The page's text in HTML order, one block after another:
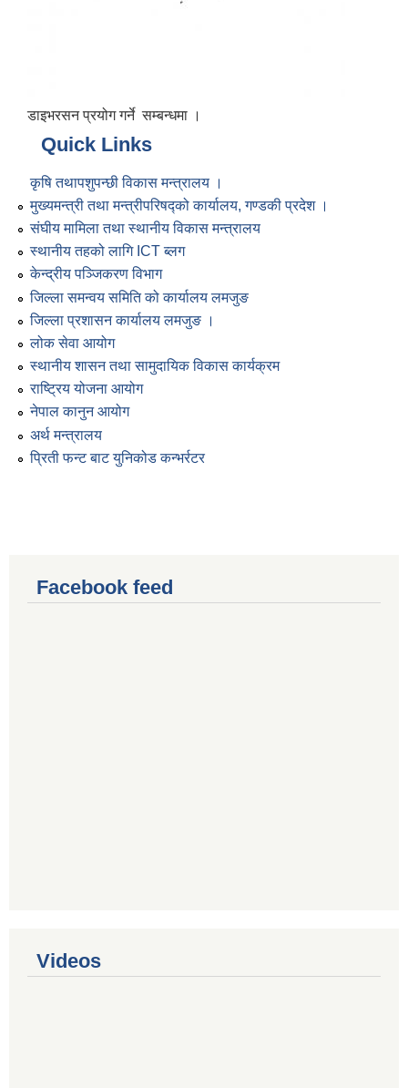
डाइभरसन प्रयोग गर्ने सम्बन्धमा ।
Quick Links
कृषि तथापशुपन्छी विकास मन्त्रालय ।
मुख्यमन्त्री तथा मन्त्रीपरिषद्को कार्यालय, गण्डकी प्रदेश ।
संघीय मामिला तथा स्थानीय विकास मन्त्रालय
स्थानीय तहको लागि ICT ब्लग
केन्द्रीय पञ्जिकरण विभाग
जिल्ला समन्वय समिति को कार्यालय लमजुङ
जिल्ला प्रशासन कार्यालय लमजुङ ।
लोक सेवा आयोग
स्थानीय शासन तथा सामुदायिक विकास कार्यक्रम
राष्ट्रिय योजना आयोग
नेपाल कानुन आयोग
अर्थ मन्त्रालय
प्रिती फन्ट बाट युनिकोड कन्भर्रटर
Facebook feed
Videos